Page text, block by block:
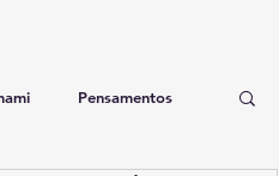
Pensamentos